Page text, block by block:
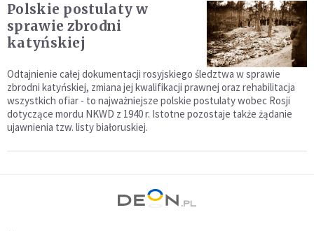
Polskie postulaty w
sprawie zbrodni
katyńskiej
Odtajnienie całej dokumentacji rosyjskiego śledztwa w sprawie
zbrodni katyńskiej, zmiana jej kwalifikacji prawnej oraz rehabilitacja
wszystkich ofiar - to najważniejsze polskie postulaty wobec Rosji
dotyczące mordu NKWD z 1940 r. Istotne pozostaje także żądanie
ujawnienia tzw. listy białoruskiej.